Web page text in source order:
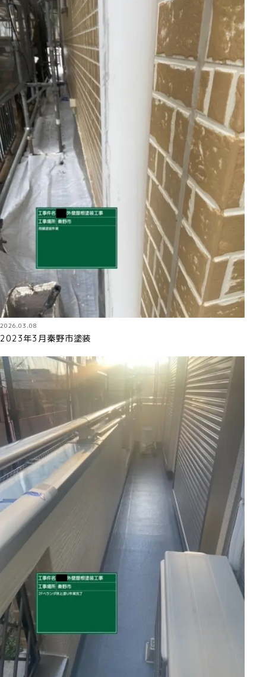
2026.03.08
2023年3月秦野市塗装